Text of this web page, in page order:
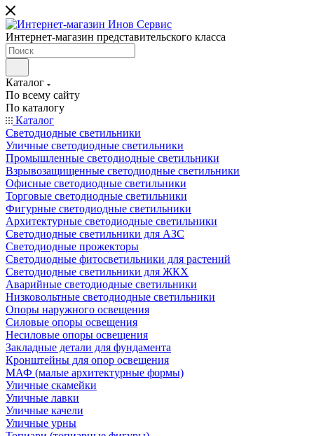
Интернет-магазин представительского класса
Каталог
По всему сайту
По каталогу
Каталог
Светодиодные светильники
Уличные светодиодные светильники
Промышленные светодиодные светильники
Взрывозащищенные светодиодные светильники
Офисные светодиодные светильники
Торговые светодиодные светильники
Фигурные светодиодные светильники
Архитектурные светодиодные светильники
Светодиодные светильники для АЗС
Светодиодные прожекторы
Светодиодные фитосветильники для растений
Светодиодные светильники для ЖКХ
Аварийные светодиодные светильники
Низковольтные светодиодные светильники
Опоры наружного освещения
Силовые опоры освещения
Несиловые опоры освещения
Закладные детали для фундамента
Кронштейны для опор освещения
МАФ (малые архитектурные формы)
Уличные скамейки
Уличные лавки
Уличные качели
Уличные урны